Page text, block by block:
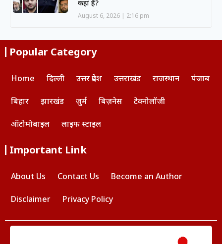
कहां है?
August 6, 2026 2:16 pm
Popular Category
Home दिल्ली उत्तर प्रदेश उत्तराखंड राजस्थान पंजाब
बिहार झारखंड जुर्म बिज़नेस टेक्नोलॉजी
ऑटोमोबाइल लाइफ स्टाइल
Important Link
About Us Contact Us Become an Author
Disclaimer Privacy Policy